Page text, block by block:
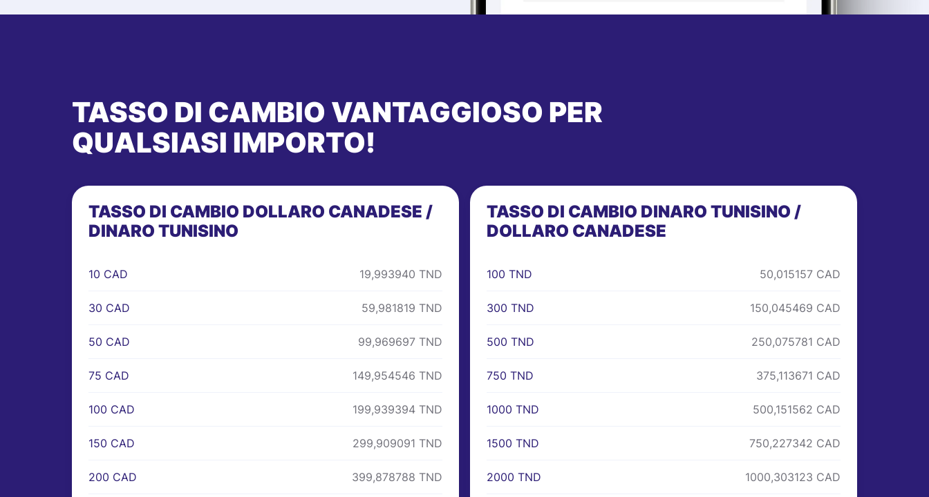
TASSO DI CAMBIO VANTAGGIOSO PER
QUALSIASI IMPORTO!
TASSO DI CAMBIO DOLLARO CANADESE /
DINARO TUNISINO
10 CAD 19,993940 TND
30 CAD 59,981819 TND
50 CAD 99,969697 TND
75 CAD 149,954546 TND
100 CAD 199,939394 TND
150 CAD 299,909091 TND
200 CAD 399,878788 TND
TASSO DI CAMBIO DINARO TUNISINO /
DOLLARO CANADESE
100 TND 50,015157 CAD
300 TND 150,045469 CAD
500 TND 250,075781 CAD
750 TND 375,113671 CAD
1000 TND 500,151562 CAD
1500 TND 750,227342 CAD
2000 TND 1000,303123 CAD